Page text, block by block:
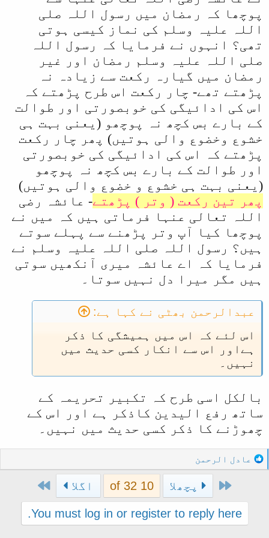
پوچھا کہ رمضان میں رسول اللہ صلی
اللہ علیہ وسلم کی نماز کیسی ہوتی
تھی؟ انہوں نے فرمایا کہ رسول اللہ
صلی اللہ علیہ وسلم رمضان اور غیر
رمضان میں گیارہ رکعت سے زیادہ نہ
پڑھتے تھے- چار رکعت اس طرح پڑھتے کہ
اس کی ادائیگی کی خوبصورتی اور طوالت
کے بارے بس کچھ نہ پوچھو (یعنی بہت ہی
خشوع وخضوع والی ہوتیں) پھر چار رکعت
پڑھتے کہ اس کی ادائیگی کی خوبصورتی
اور طوالت کے بارے بس کچھ نہ پوچھو
(یعنی بہت ہی خشوع و خضوع والی ہوتیں)
پھر تین رکعت ( وتر ) پڑھتے- عائشہ رضی
اللہ تعالی عنہا فرماتی ہیں کہ میں نے
پوچھا کیا آپ وتر پڑھنے سے پہلے سوتے
ہیں؟ رسول اللہ صلی اللہ علیہ وسلم نے
فرمایا کہ اے عائشہ میری آنکھیں سوتی
ہیں مگر میرا دل نہیں سوتا۔
عبدالرحمن بھٹی نے کہا ہے:
اس لئے کہ اس میں ہمیشگی کا ذکر
ہےاور اس سے انکار کسی حدیث میں
نہیں۔
بالکل اسی طرح کہ تکبیر تحریمہ کے
ساتھ رفع الیدین کاذکر ہے اور اس کے
چھوڑنے کا ذکر کسی حدیث میں نہیں۔
R
e
عادل الرحمن
First پچھلا 10 of 32 اگلا Last
You must log in or register to reply here.